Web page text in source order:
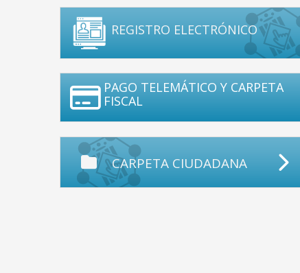
REGISTRO ELECTRÓNICO
PAGO TELEMÁTICO Y CARPETA
FISCAL
CARPETA CIUDADANA